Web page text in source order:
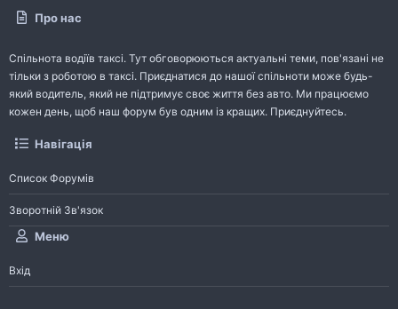
Про нас
Спільнота водіїв таксі. Тут обговорюються актуальні теми, пов'язані не
тільки з роботою в таксі. Приєднатися до нашої спільноти може будь-
який водитель, який не підтримує своє життя без авто. Ми працюємо
кожен день, щоб наш форум був одним із кращих. Приєднуйтесь.
Навігація
Список Форумів
Зворотній Зв'язок
Меню
Вхід